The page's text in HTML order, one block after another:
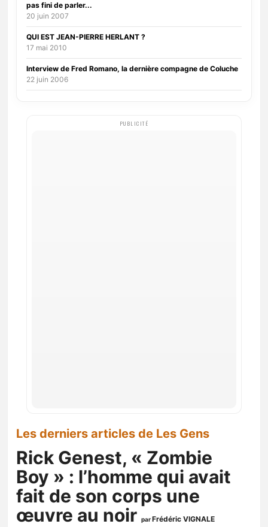
pas fini de parler...
20 juin 2007
QUI EST JEAN-PIERRE HERLANT ?
17 mai 2010
Interview de Fred Romano, la dernière compagne de Coluche
22 juin 2006
PUBLICITÉ
Les derniers articles de Les Gens
Rick Genest, « Zombie
Boy » : l’homme qui avait
fait de son corps une
œuvre au noir parFrédéric VIGNALE